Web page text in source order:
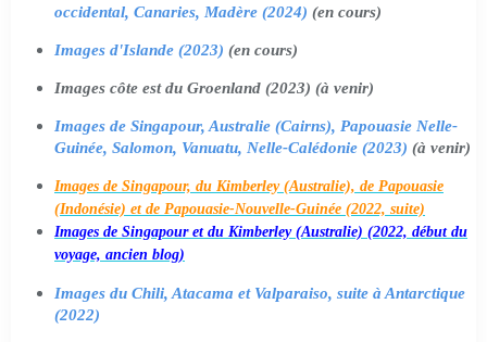
occidental, Canaries, Madère (2024) (en cours)
Images d'Islande (2023) (en cours)
Images côte est du Groenland (2023) (à venir)
Images de Singapour, Australie (Cairns), Papouasie Nelle-
Guinée, Salomon, Vanuatu, Nelle-Calédonie (2023) (à venir)
Images de Singapour, du Kimberley (Australie), de Papouasie
(Indonésie) et de Papouasie-Nouvelle-Guinée (2022, suite)
Images de Singapour et du Kimberley (Australie) (2022, début du
voyage, ancien blog)
Images du Chili, Atacama et Valparaiso, suite à Antarctique
(2022)